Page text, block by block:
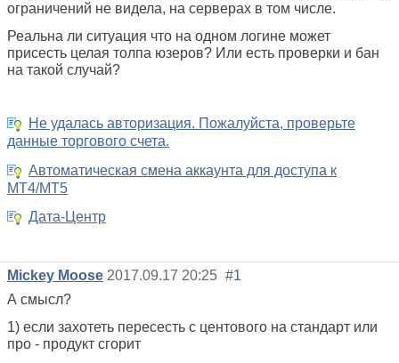
ограничений не видела, на серверах в том числе.
Реальна ли ситуация что на одном логине может
присесть целая толпа юзеров? Или есть проверки и бан
на такой случай?
Не удалась авторизация. Пожалуйста, проверьте
данные торгового счета.
Автоматическая смена аккаунта для доступа к
MT4/MT5
Дата-Центр
Mickey Moose 2017.09.17 20:25 #1
А смысл?
1) если захотеть пересесть с центового на стандарт или
про - продукт сгорит